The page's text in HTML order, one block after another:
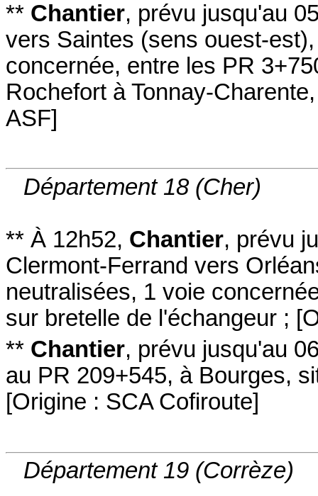
** Chantier, prévu jusqu'au
vers Saintes (sens ouest-est)
concernée, entre les PR
Rochefort à Tonnay-Charente
ASF]
Département 18 (Cher)
** À 12h52, Chantier, prévu
Clermont-Ferrand vers
neutralisées, 1 voie
sur bretelle de l'échangeur ; [
** Chantier, prévu jusqu'au
au PR 209+545, à Bourges,
[Origine : SCA Cofiroute]
Département 19 (Corrèze)